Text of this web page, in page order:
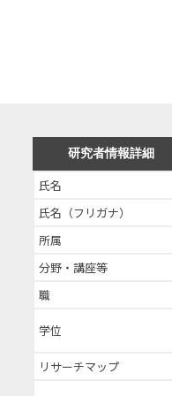
研究者情報詳細
氏名
氏名（フリガナ）
所属
分野・講座等
職
学位
リサーチマップ